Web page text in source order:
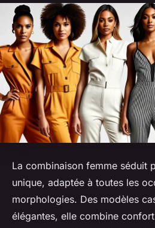
La combinaison femme séduit
unique, adaptée à toutes les
morphologies. Des modèles
élégantes, elle combine